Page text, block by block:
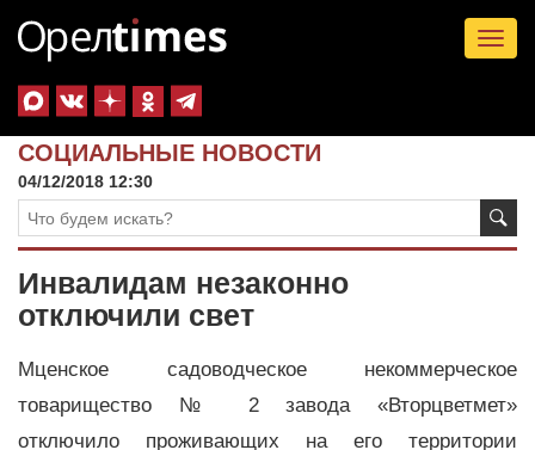
СОЦИАЛЬНЫЕ НОВОСТИ
04/12/2018 12:30
Инвалидам незаконно
отключили свет
Мценское садоводческое некоммерческое
товарищество № 2 завода «Вторцветмет»
отключило проживающих на его территории